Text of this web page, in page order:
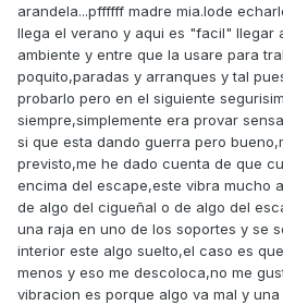
En cuanto al aceite que le has
espeso amortigua un poco el
engrasa peor y se recalienta más
(cuesta más moverlo), por eso
efecto, se calienta y queda más
con eso es que el aceite se
que el ambiente exterior sea de
ese aceite.
Tu moto te está dando mucha
dejar como nueva.
Un saludo
arandela...pffffff madre mia.lode
llega el verano y aqui es "facil" llegar
ambiente y entre que la usare para
poquito,paradas y arranques y tal
probarlo pero en el siguiente
siempre,simplemente era provar
si que esta dando guerra pero
previsto,me he dado cuenta de que
encima del escape,este vibra mucho
de algo del cigueñal o de algo del
una raja en uno de los soportes y se
interior este algo suelto,el caso es
menos y eso me descoloca,no me
vibracion es porque algo va mal y